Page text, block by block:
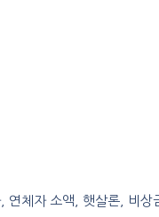
체자 소액, 햇살론, 비